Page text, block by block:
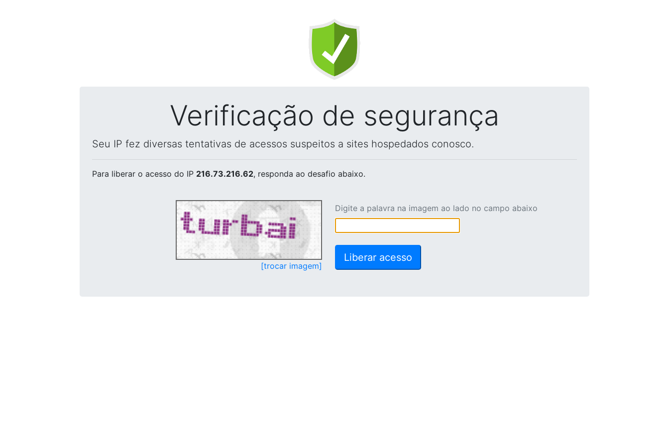
Verificação de segurança
Seu IP fez diversas tentativas de acessos suspeitos a sites hospedados conosco.
Para liberar o acesso do IP 216.73.216.62, responda ao desafio abaixo.
[trocar imagem]
Digite a palavra na imagem ao lado no campo abaixo